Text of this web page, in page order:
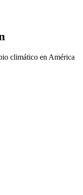
climático en América